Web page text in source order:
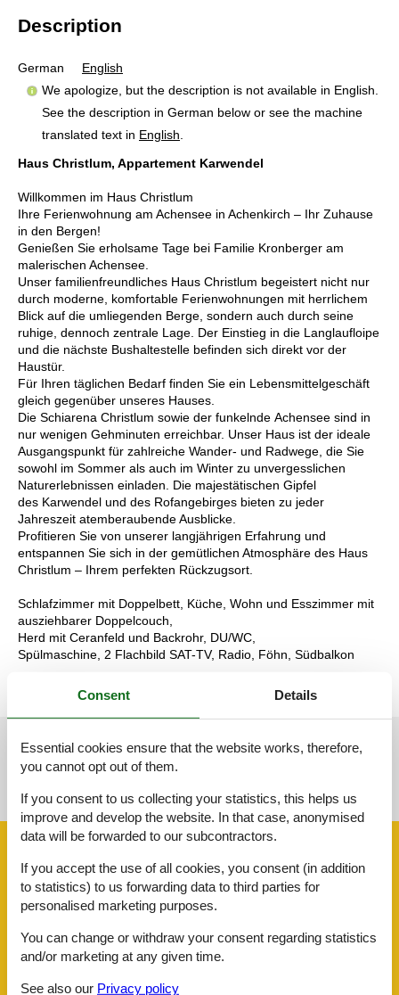
Description
German
English
We apologize, but the description is not available in English.
See the description in German below or see the machine
translated text in English
Haus Christlum, Appartement Karwendel
Willkommen im Haus Christlum
Ihre Ferienwohnung am Achensee in Achenkirch – Ihr Zuhause
in den Bergen!
Genießen Sie erholsame Tage bei Familie Kronberger am
malerischen Achensee.
Unser familienfreundliches Haus Christlum begeistert nicht nur
durch moderne, komfortable Ferienwohnungen mit herrlichem
Blick auf die umliegenden Berge, sondern auch durch seine
ruhige, dennoch zentrale Lage. Der Einstieg in die Langlaufloipe
und die nächste Bushaltestelle befinden sich direkt vor der
Haustür.
Für Ihren täglichen Bedarf finden Sie ein Lebensmittelgeschäft
gleich gegenüber unseres Hauses.
Die Schiarena Christlum sowie der funkelnde Achensee sind in
nur wenigen Gehminuten erreichbar. Unser Haus ist der ideale
Ausgangspunkt für zahlreiche Wander- und Radwege, die Sie
sowohl im Sommer als auch im Winter zu unvergesslichen
Naturerlebnissen einladen. Die majestätischen Gipfel
des Karwendel und des Rofangebirges bieten zu jeder
Jahreszeit atemberaubende Ausblicke.
Profitieren Sie von unserer langjährigen Erfahrung und
entspannen Sie sich in der gemütlichen Atmosphäre des Haus
Christlum – Ihrem perfekten Rückzugsort.
Schlafzimmer mit Doppelbett, Küche, Wohn und Esszimmer mit
ausziehbarer Doppelcouch,
Herd mit Ceranfeld und Backrohr, DU/WC,
Spülmaschine, 2 Flachbild SAT-TV, Radio, Föhn, Südbalkon
See nearby objects
See the course of the sun around the object 😎
AccommodationFacilities
Bike friendly
Credit cards
Hiker friendly
Consent Details
Essential cookies ensure that the website works, therefore,
you cannot opt out of them.
If you consent to us collecting your statistics, this helps us
improve and develop the website. In that case, anonymised
data will be forwarded to our subcontractors.
If you accept the use of all cookies, you consent (in addition
to statistics) to us forwarding data to third parties for
personalised marketing purposes.
You can change or withdraw your consent regarding statistics
and/or marketing at any given time.
See also our Privacy policy